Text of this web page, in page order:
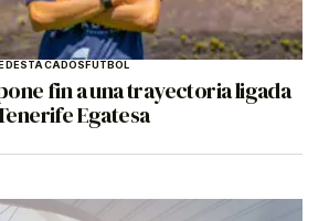
DESTACADOSFÚTBOL
fin a una trayectoria ligada
Egatesa